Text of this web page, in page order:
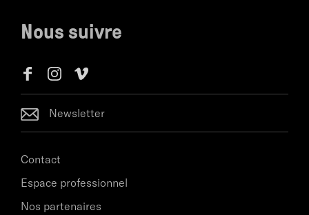
Nous suivre
Newsletter
Contact
Espace professionnel
Nos partenaires